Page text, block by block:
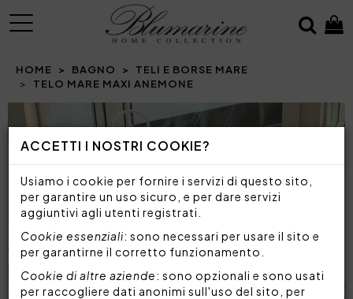
ACCETTI I NOSTRI COOKIE?
Usiamo i cookie per fornire i servizi di questo sito,
per garantire un uso sicuro, e per dare servizi
aggiuntivi agli utenti registrati.
Cookie essenziali: sono necessari per usare il sito e
per garantirne il corretto funzionamento.
Cookie di altre aziende: sono opzionali e sono usati
per raccogliere dati anonimi sull'uso del sito, per
MENU
HOME BAGNO
TELI E BORSE MARE
TELO MARE MAXI ANEMONE